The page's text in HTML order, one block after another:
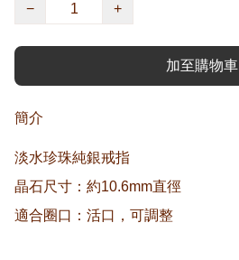
−
+
加至購物車
簡介
淡水珍珠純銀戒指
晶石尺寸：約10.6mm直徑
適合圈口：活口，可調整